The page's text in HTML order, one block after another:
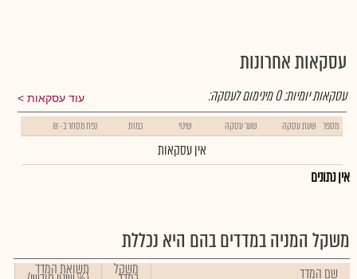
עסקאות אחרונות
עוד עסקאות עסקאות יומיות:0מינימום לעסקה:
מספר שעת עסקה שער עסקה שינוי כמות נפח מסחר ב- ₪
אין עסקאות
אין נתונים
משקל המניה במדדים בהם היא נכללת
שם המדד משקל תשואת המדד